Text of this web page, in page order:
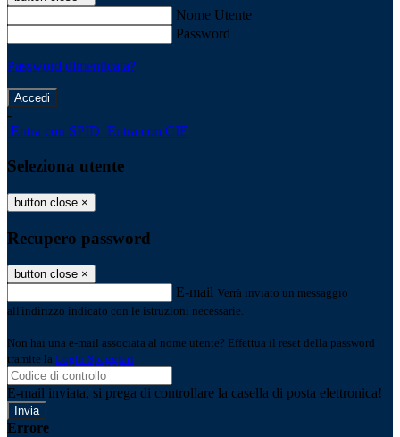
Nome Utente
Password
Password dimenticata?
-
Entra con SPID Entra con CIE
Seleziona utente
button close ×
Recupero password
button close ×
E-mail Verrà inviato un messaggio
all'indirizzo indicato con le istruzioni necessarie.
Non hai una e-mail associata al nome utente? Effettua il reset della password
tramite la Login Spaggiari
E-mail inviata, si prega di controllare la casella di posta elettronica!
Errore